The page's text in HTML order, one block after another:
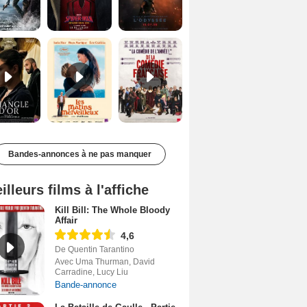
Le Triangle d'or Bande-annonce VF De la Comédie-Française Teaser VF
Bandes-annonces à ne pas manquer
films à l'affiche
Kill Bill: The Whole Bloody
Affair
4,6
De Quentin Tarantino
Avec Uma Thurman, David
Carradine, Lucy Liu
Bande-annonce